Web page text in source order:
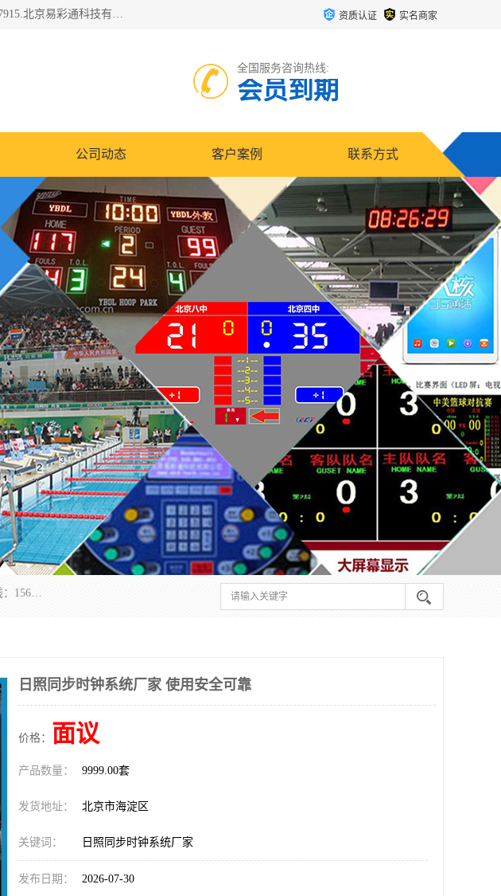
北京易彩通科技有限责任公司(2018ect.b2b168.com)主要提供陕西计时记分系统，全国统一热线：15611947915.北京易彩通科技有限责任公司有一支长期从事智能控制系统研发的高素质的队伍，具有嵌入式系统，视频系统、通信系统、网络系统，体育计时系统的知识和技能。强力打造体育比赛计时计分系统、智能升降旗系统、标准时钟系统、赛事编排及信息发布系统，为用户提供较新的，较廉价的，应用解决方案。 资质认证 实名商家
全国服务咨询热线:
会员到期
公司动态 客户案例 联系方式
北京易彩通科技有限责任公司(2018ect.b2b168.com)主要提供陕西计时记分系统，全国统一热线：15611947915.北京易彩通科技有限责任公司有一支长期从事智能控制系统研发的高素质的队伍，具有嵌入式系统，视频系统、通信系统、网络系统，体育计时系统的知识和技能。强力打造体育比赛计时计分系统、智能升降旗系统、标准时钟系统、赛事编排及信息发布系统，为用户提供较新的，较廉价的，应用解决方案。
日照同步时钟系统厂家 使用安全可靠
价格： 面议
产品数量： 9999.00套
发货地址： 北京市海淀区
关键词： 日照同步时钟系统厂家
发布日期： 2026-07-30